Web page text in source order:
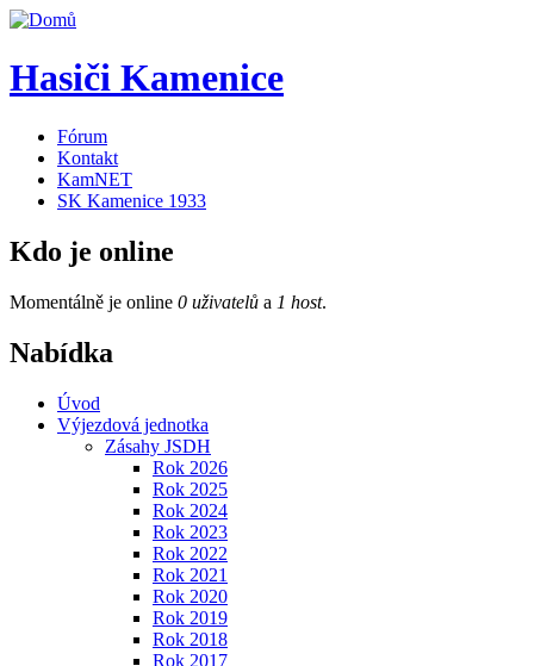
Hasiči Kamenice
Fórum
Kontakt
KamNET
SK Kamenice 1933
Kdo je online
Momentálně je online 0 uživatelů a 1 host.
Nabídka
Úvod
Výjezdová jednotka
Zásahy JSDH
Rok 2026
Rok 2025
Rok 2024
Rok 2023
Rok 2022
Rok 2021
Rok 2020
Rok 2019
Rok 2018
Rok 2017